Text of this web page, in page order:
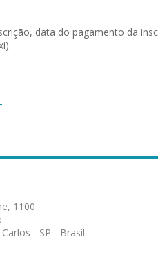
data do pagamento da
1100
- SP - Brasil